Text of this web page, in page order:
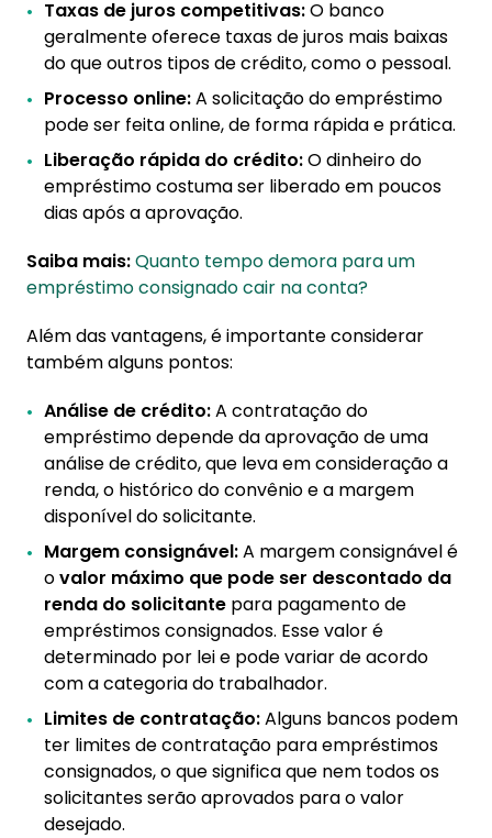
Taxas de juros competitivas:O banco
geralmente oferece taxas de juros mais baixas
do que outros tipos de crédito, como o pessoal.
Processo online:A solicitação do empréstimo
pode ser feita online, de forma rápida e prática.
Liberação rápida do crédito:O dinheiro do
empréstimo costuma ser liberado em poucos
dias após a aprovação.
Saiba mais:Quanto tempo demora para um
empréstimo consignado cair na conta?
Além das vantagens, é importante considerar
também alguns pontos:
Análise de crédito:A contratação do
empréstimo depende da aprovação de uma
análise de crédito, que leva em consideração a
renda, o histórico do convênio e a margem
disponível do solicitante.
Margem consignável:A margem consignável é
ovalor máximo que pode ser descontado da
renda do solicitante para pagamento de
empréstimos consignados. Esse valor é
determinado por lei e pode variar de acordo
com a categoria do trabalhador.
Limites de contratação:Alguns bancos podem
ter limites de contratação para empréstimos
consignados, o que significa que nem todos os
solicitantes serão aprovados para o valor
desejado.